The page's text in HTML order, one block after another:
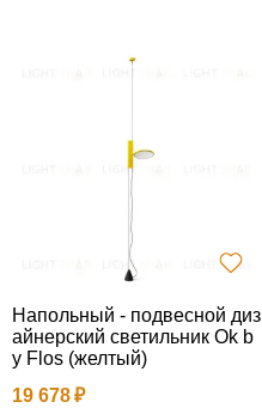
Напольный - подвесной диз
айнерский светильник Ok b
y Flos (желтый)
19 678